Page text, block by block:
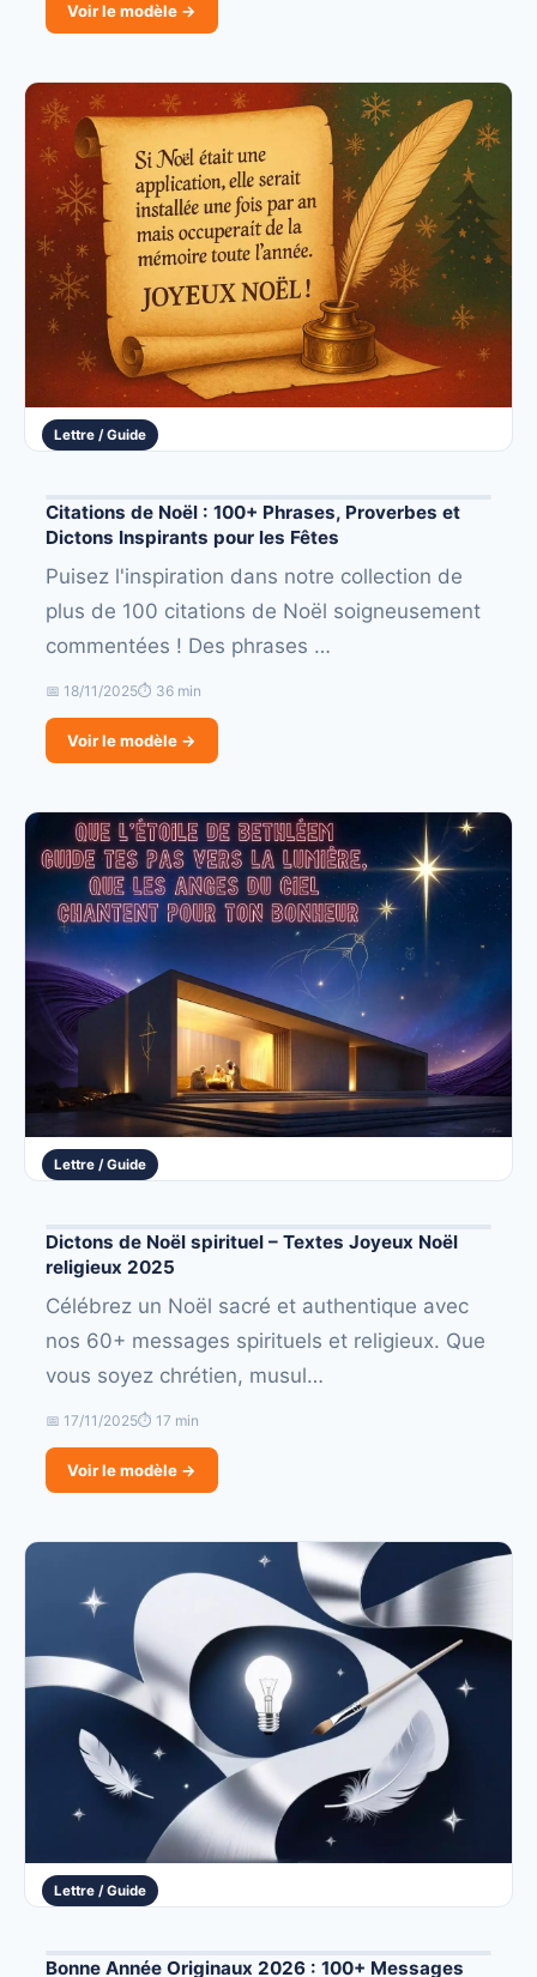
Voir le modèle →
Lettre / Guide
Citations de Noël : 100+ Phrases, Proverbes et
Dictons Inspirants pour les Fêtes
Puisez l'inspiration dans notre collection de
plus de 100 citations de Noël soigneusement
commentées ! Des phrases …
📅 18/11/2025⏱ 36 min
Voir le modèle →
Lettre / Guide
Dictons de Noël spirituel – Textes Joyeux Noël
religieux 2025
Célébrez un Noël sacré et authentique avec
nos 60+ messages spirituels et religieux. Que
vous soyez chrétien, musul…
📅 17/11/2025⏱ 17 min
Voir le modèle →
Lettre / Guide
Bonne Année Originaux 2026 : 100+ Messages